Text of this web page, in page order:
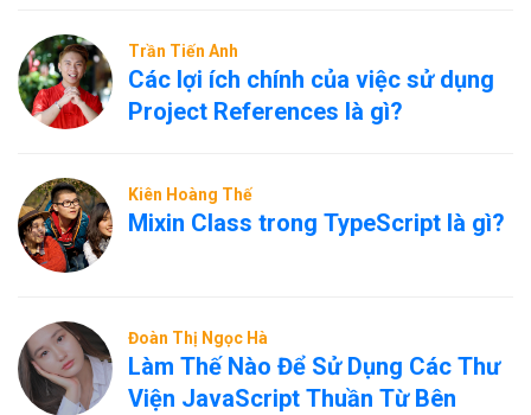
Trần Tiến Anh
Các lợi ích chính của việc sử dụng
Project References là gì?
Kiên Hoàng Thế
Mixin Class trong TypeScript là gì?
Đoàn Thị Ngọc Hà
Làm Thế Nào Để Sử Dụng Các Thư
Viện JavaScript Thuần Từ Bên